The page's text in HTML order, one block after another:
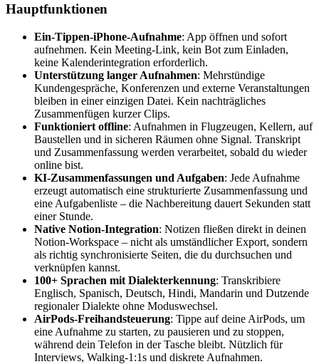
Hauptfunktionen
Ein-Tippen-iPhone-Aufnahme: App öffnen und sofort
aufnehmen. Kein Meeting-Link, kein Bot zum Einladen,
keine Kalenderintegration erforderlich.
Unterstützung langer Aufnahmen: Mehrstündige
Kundengespräche, Konferenzen und externe Veranstaltungen
bleiben in einer einzigen Datei. Kein nachträgliches
Zusammenfügen kurzer Clips.
Funktioniert offline: Aufnahmen in Flugzeugen, Kellern, auf
Baustellen und in sicheren Räumen ohne Signal. Transkript
und Zusammenfassung werden verarbeitet, sobald du wieder
online bist.
KI-Zusammenfassungen und Aufgaben: Jede Aufnahme
erzeugt automatisch eine strukturierte Zusammenfassung und
eine Aufgabenliste – die Nachbereitung dauert Sekunden statt
einer Stunde.
Native Notion-Integration: Notizen fließen direkt in deinen
Notion-Workspace – nicht als umständlicher Export, sondern
als richtig synchronisierte Seiten, die du durchsuchen und
verknüpfen kannst.
100+ Sprachen mit Dialekterkennung: Transkribiere
Englisch, Spanisch, Deutsch, Hindi, Mandarin und Dutzende
regionaler Dialekte ohne Moduswechsel.
AirPods-Freihandsteuerung: Tippe auf deine AirPods, um
eine Aufnahme zu starten, zu pausieren und zu stoppen,
während dein Telefon in der Tasche bleibt. Nützlich für
Interviews, Walking-1:1s und diskrete Aufnahmen.